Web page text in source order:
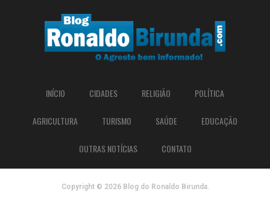
INÍCIO CIDADES RELIGIÃO POLÍTICA
AGRICULTURA TURISMO SAÚDE EDUCAÇÃO
OUTRAS NOTÍCIAS CONTATO
Copyright © 2026 Blog do Ronaldo Birunda.